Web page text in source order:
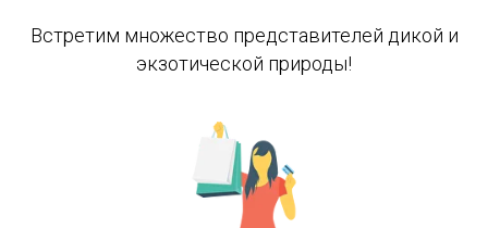
Встретим множество представителей дикой и
экзотической природы!